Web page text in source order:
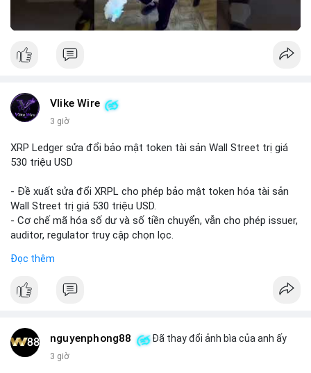
Vlike Wire
3 giờ
XRP Ledger sửa đổi bảo mật token tài sản Wall Street trị giá
530 triệu USD
- Đề xuất sửa đổi XRPL cho phép bảo mật token hóa tài sản
Wall Street trị giá 530 triệu USD.
- Cơ chế mã hóa số dư và số tiền chuyển, vẫn cho phép issuer,
auditor, regulator truy cập chọn lọc.
tài chính.
chức tài chính.
$xrp
Đọc thêm
nguyenphong88 Đã thay đổi ảnh bìa của anh ấy
3 giờ